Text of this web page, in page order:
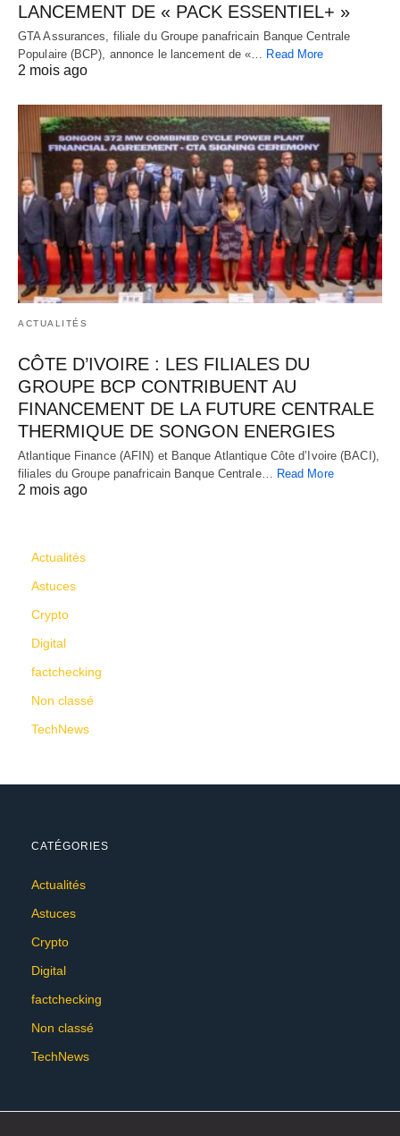
LANCEMENT DE « PACK ESSENTIEL+ »
GTA Assurances, filiale du Groupe panafricain Banque Centrale
Populaire (BCP), annonce le lancement de «…
Read More
2 mois ago
ACTUALITÉS
CÔTE D’IVOIRE : LES FILIALES DU
GROUPE BCP CONTRIBUENT AU
FINANCEMENT DE LA FUTURE CENTRALE
THERMIQUE DE SONGON ENERGIES
Atlantique Finance (AFIN) et Banque Atlantique Côte d’Ivoire (BACI),
filiales du Groupe panafricain Banque Centrale… Read More
2 mois ago
Actualités
Astuces
Crypto
Digital
factchecking
Non classé
TechNews
CATÉGORIES
Actualités
Astuces
Crypto
Digital
factchecking
Non classé
TechNews